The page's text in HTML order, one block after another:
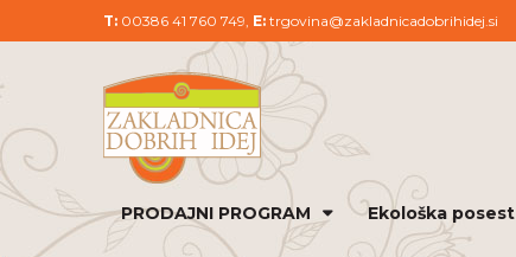
T: 00386 41 760 749, E: trgovina@zakladnicadobrihidej.si
PRODAJNI PROGRAM Ekološka posest